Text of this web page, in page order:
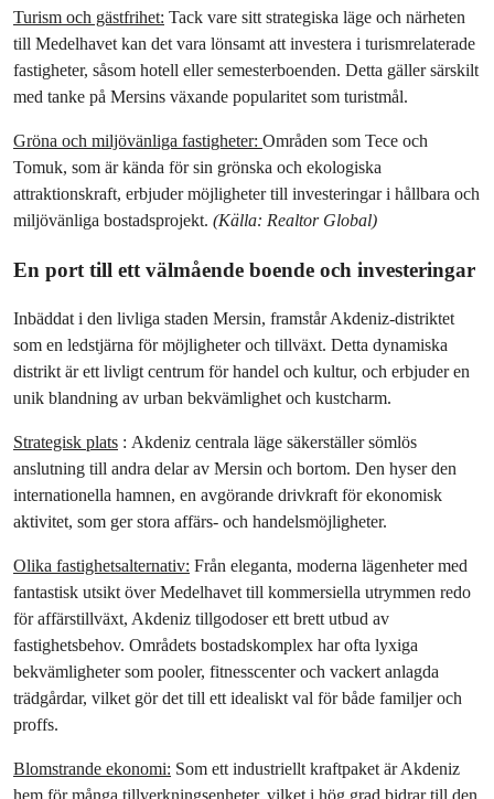
Turism och gästfrihet: Tack vare sitt strategiska läge och närheten
till Medelhavet kan det vara lönsamt att investera i turismrelaterade
fastigheter, såsom hotell eller semesterboenden. Detta gäller särskilt
med tanke på Mersins växande popularitet som turistmål.
Gröna och miljövänliga fastigheter: Områden som Tece och
Tomuk, som är kända för sin grönska och ekologiska
attraktionskraft, erbjuder möjligheter till investeringar i hållbara och
miljövänliga bostadsprojekt. (Källa: Realtor Global)
En port till ett välmående boende och investeringar
Inbäddat i den livliga staden Mersin, framstår Akdeniz-distriktet
som en ledstjärna för möjligheter och tillväxt. Detta dynamiska
distrikt är ett livligt centrum för handel och kultur, och erbjuder en
unik blandning av urban bekvämlighet och kustcharm.
Strategisk plats : Akdeniz centrala läge säkerställer sömlös
anslutning till andra delar av Mersin och bortom. Den hyser den
internationella hamnen, en avgörande drivkraft för ekonomisk
aktivitet, som ger stora affärs- och handelsmöjligheter.
Olika fastighetsalternativ: Från eleganta, moderna lägenheter med
fantastisk utsikt över Medelhavet till kommersiella utrymmen redo
för affärstillväxt, Akdeniz tillgodoser ett brett utbud av
fastighetsbehov. Områdets bostadskomplex har ofta lyxiga
bekvämligheter som pooler, fitnesscenter och vackert anlagda
trädgårdar, vilket gör det till ett idealiskt val för både familjer och
proffs.
Blomstrande ekonomi: Som ett industriellt kraftpaket är Akdeniz